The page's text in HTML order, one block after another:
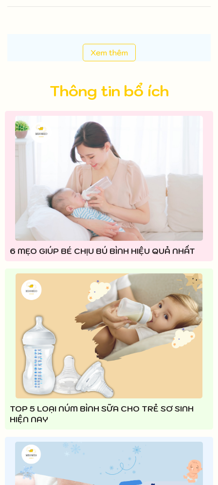
Xem thêm
Thông tin bổ ích
6 MẸO GIÚP BÉ CHỊU BÚ BÌNH HIỆU QUẢ NHẤT
TOP 5 LOẠI NÚM BÌNH SỮA CHO TRẺ SƠ SINH
HIỆN NAY